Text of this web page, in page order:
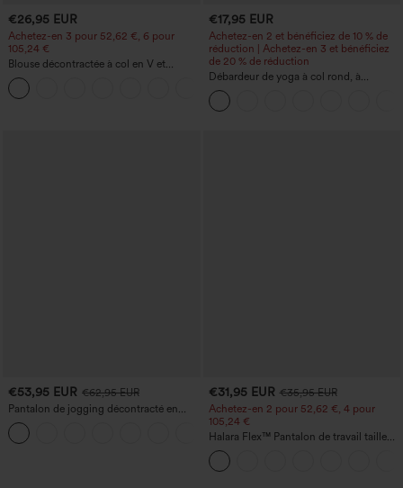
€26,95 EUR
Achetez-en 3 pour 52,62 €, 6 pour
105,24 €
Blouse décontractée à col en V et
manches courtes bouffantes
€17,95 EUR
Achetez-en 2 et bénéficiez de 10 % de
réduction | Achetez-en 3 et bénéficiez
de 20 % de réduction
Débardeur de yoga à col rond, à
fronces, effet rafraîchissant - UPF50+
€53,95 EUR €62,95 EUR
Pantalon de jogging décontracté en
French terry à imprimé denim, taille mi-
haute, style jean, avec poches
€31,95 EUR €35,95 EUR
Achetez-en 2 pour 52,62 €, 4 pour
105,24 €
Halara Flex™ Pantalon de travail taille
haute sculptant la silhouette, gainant la
taille, avec poches, jambe large en
micro-gaufre